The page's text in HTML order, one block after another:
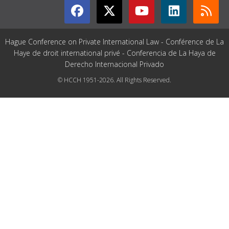
Hague Conference on Private International Law - Conférence de La
Haye de droit international privé - Conferencia de La Haya de
Derecho Internacional Privado
© HCCH 1951-2026. All Rights Reserved.